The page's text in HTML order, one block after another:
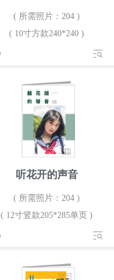
( 所需照片：204 )
( 10寸方款240*240 )
听花开的声音
( 所需照片：204 )
( 12寸竖款205*285单页 )